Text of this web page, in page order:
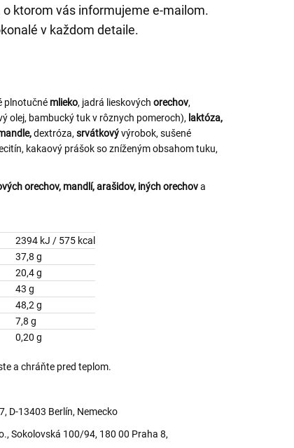
ktorom vás informujeme e-mailom.
v každom detaile.
plnotučné mlieko, jadrá lieskových orechov,
olej, bambucký tuk v rôznych pomeroch), laktóza,
dextróza, srvátkovývýrobok, sušené
kakaový prášok so zníženým obsahom tuku,
orechov, mandlí, arašidov, iných orechova
2394 kJ / 575 kcal
37,8 g
20,4 g
43 g
48,2 g
7,8 g
0,20 g
a chráňte pred teplom.
D-13403 Berlín, Nemecko
Sokolovská 100/94, 180 00 Praha 8,